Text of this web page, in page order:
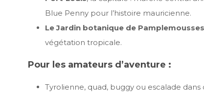
Blue Penny pour l’histoire mauricienne.
Le Jardin botanique de Pamplemousses
végétation tropicale.
Pour les amateurs d’aventure :
Tyrolienne, quad, buggy ou escalade